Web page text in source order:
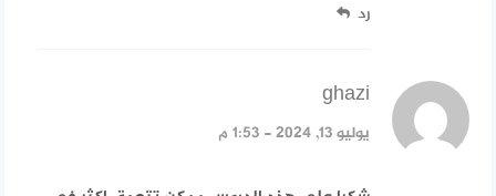
رد
ghazi
يوليو 13, 2024 - 1:53 م